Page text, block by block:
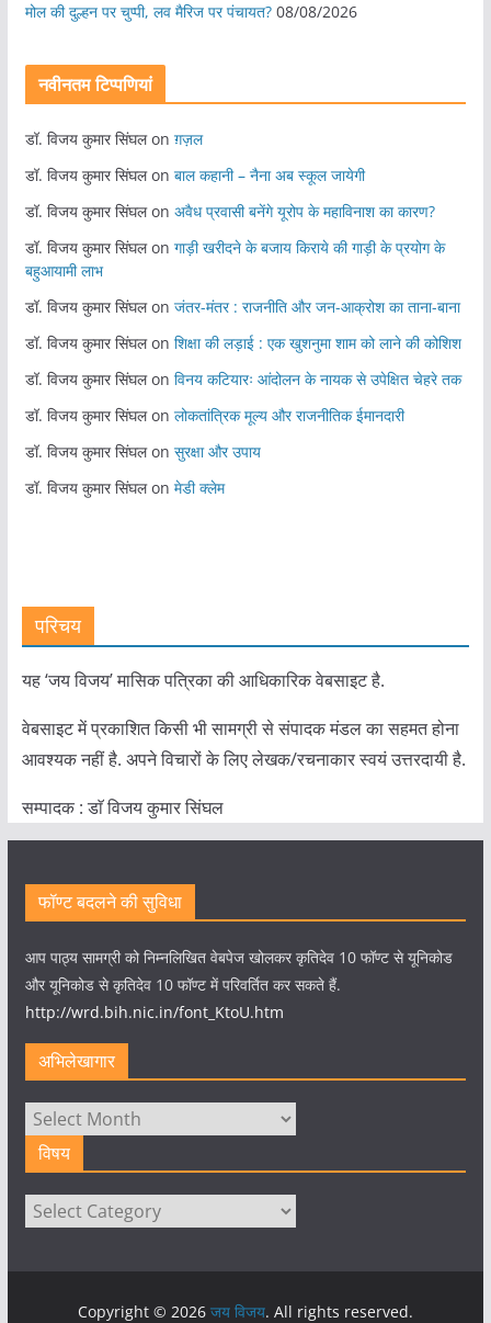
मोल की दुल्हन पर चुप्पी, लव मैरिज पर पंचायत? 08/08/2026
नवीनतम टिप्पणियां
डॉ. विजय कुमार सिंघलon ग़ज़ल
डॉ. विजय कुमार सिंघलon बाल कहानी – नैना अब स्कूल जायेगी
डॉ. विजय कुमार सिंघलon अवैध प्रवासी बनेंगे यूरोप के महाविनाश का कारण?
डॉ. विजय कुमार सिंघलon गाड़ी खरीदने के बजाय किराये की गाड़ी के प्रयोग के
बहुआयामी लाभ
डॉ. विजय कुमार सिंघलon जंतर-मंतर : राजनीति और जन-आक्रोश का ताना-बाना
डॉ. विजय कुमार सिंघलon शिक्षा की लड़ाई : एक खुशनुमा शाम को लाने की कोशिश
डॉ. विजय कुमार सिंघलon विनय कटियारः आंदोलन के नायक से उपेक्षित चेहरे तक
डॉ. विजय कुमार सिंघलon लोकतांत्रिक मूल्य और राजनीतिक ईमानदारी
डॉ. विजय कुमार सिंघलon सुरक्षा और उपाय
डॉ. विजय कुमार सिंघलon मेडी क्लेम
परिचय
यह ‘जय विजय’ मासिक पत्रिका की आधिकारिक वेबसाइट है.
वेबसाइट में प्रकाशित किसी भी सामग्री से संपादक मंडल का सहमत होना
आवश्यक नहीं है. अपने विचारों के लिए लेखक/रचनाकार स्वयं उत्तरदायी है.
सम्पादक : डाॅ विजय कुमार सिंघल
फॉण्ट बदलने की सुविधा
आप पाठ्य सामग्री को निम्नलिखित वेबपेज खोलकर कृतिदेव 10 फॉण्ट से यूनिकोड
और यूनिकोड से कृतिदेव 10 फॉण्ट में परिवर्तित कर सकते हैं.
http://wrd.bih.nic.in/font_KtoU.htm
अभिलेखागार
अभिलेखागार
विषय
विषय
Copyright © 2026 जय विजय. All rights reserved.